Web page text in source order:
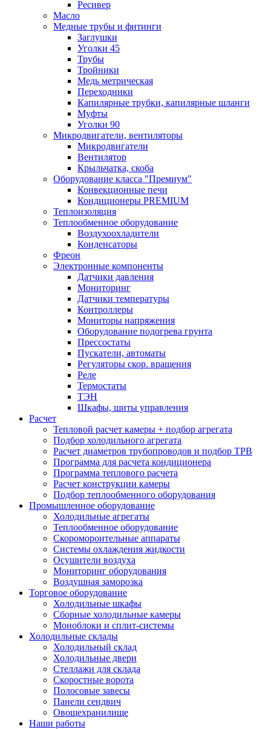
Ресивер
Масло
Медные трубы и фитинги
Заглушки
Уголки 45
Трубы
Тройники
Медь метрическая
Переходники
Капилярные трубки, капилярные шланги
Муфты
Уголки 90
Микродвигатели, вентиляторы
Микродвигатели
Вентилятор
Крыльчатка, скоба
Оборудование класса "Премиум"
Конвекционные печи
Кондиционеры PREMIUM
Теплоизоляция
Теплообменное оборудование
Воздухоохладители
Конденсаторы
Фреон
Электронные компоненты
Датчики давления
Мониторинг
Датчики температуры
Контроллеры
Мониторы напряжения
Оборудование подогрева грунта
Прессостаты
Пускатели, автоматы
Регуляторы скор. вращения
Реле
Термостаты
ТЭН
Шкафы, шиты управления
Расчет
Тепловой расчет камеры + подбор агрегата
Подбор холодильного агрегата
Расчет диаметров трубопроводов и подбор ТРВ
Программа для расчета кондиционера
Программа теплового расчета
Расчет конструкции камеры
Подбор теплообменного оборудования
Промышленное оборудование
Холодильные агрегаты
Теплообменное оборудование
Скоромороительные аппараты
Системы охлаждения жидкости
Осушители воздуха
Мониторинг оборудования
Воздушная заморозка
Торговое оборудование
Холодильные шкафы
Сборные холодильные камеры
Моноблоки и сплит-системы
Холодильные склады
Холодильный склад
Холодильные двери
Стеллажи для склада
Скоростные ворота
Полосовые завесы
Панели сендвич
Овощехранилище
Наши работы